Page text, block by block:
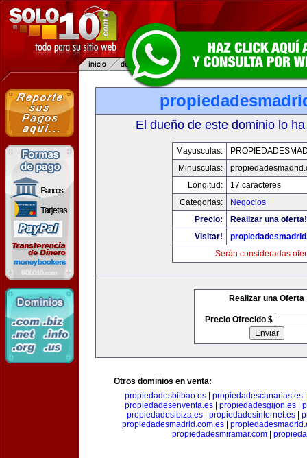
El dueño de este dominio lo
Mayusculas:
Minusculas:
Longitud:
17 caracteres
Categorias:
Negocios
Precio:
Realizar una oferta!
Visitar!
Serán consideradas
Realizar una Oferta
Precio Ofrecido $
Otros dominios en venta:
propiedadesbilbao.es| propiedadescanarias.es
propiedadesenventa.es
propiedadesgijon.es
propiedadesibiza.es
propiedadesinternet.es
propiedadesmadrid.com.es
propiedadesmiramar.com